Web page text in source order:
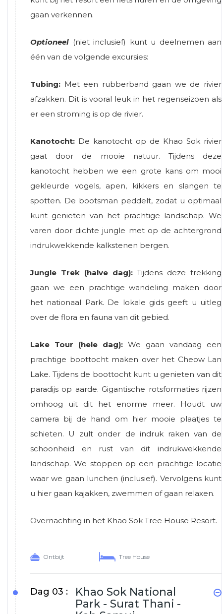
gaan verkennen.
Optioneel (niet inclusief) kunt u deelnemen aan
één van de volgende excursies:
Tubing: Met een rubberband gaan we de rivier
afzakken. Dit is vooral leuk in het regenseizoen als
er een stroming is op de rivier.
Kanotocht: De kanotocht op de Khao Sok rivier
gaat door de mooie natuur. Tijdens deze
kanotocht hebben we een grote kans om mooi
gekleurde vogels, apen, kikkers en slangen te
spotten. De bootsman peddelt, zodat u optimaal
kunt genieten van het prachtige landschap. We
varen door dichte jungle met op de achtergrond
indrukwekkende kalkstenen bergen.
Jungle Trek (halve dag):Tijdens deze trekking
gaan we een prachtige wandeling maken door
het nationaal Park. De lokale gids geeft u uitleg
over de flora en fauna van dit gebied.
Lake Tour (hele dag): We gaan vandaag een
prachtige boottocht maken over het Cheow Lan
Lake. Tijdens de boottocht kunt u genieten van dit
paradijs op aarde. Gigantische rotsformaties rijzen
omhoog uit dit het enorme meer. Houdt uw
camera bij de hand om hier mooie plaatjes te
schieten. U zult onder de indruk raken van de
schoonheid en rust van dit indrukwekkende
landschap. We stoppen op een prachtige locatie
waar we gaan lunchen (inclusief). Vervolgens kunt
u hier gaan kajakken, zwemmen of gaan relaxen.
Overnachting in het Khao Sok Tree House Resort.
Ontbijt Tree House
Dag 03 :
Khao Sok National
Park - Surat Thani -